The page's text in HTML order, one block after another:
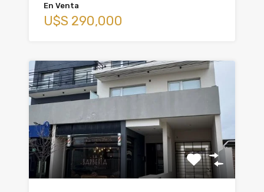
En Venta
U$S 290,000